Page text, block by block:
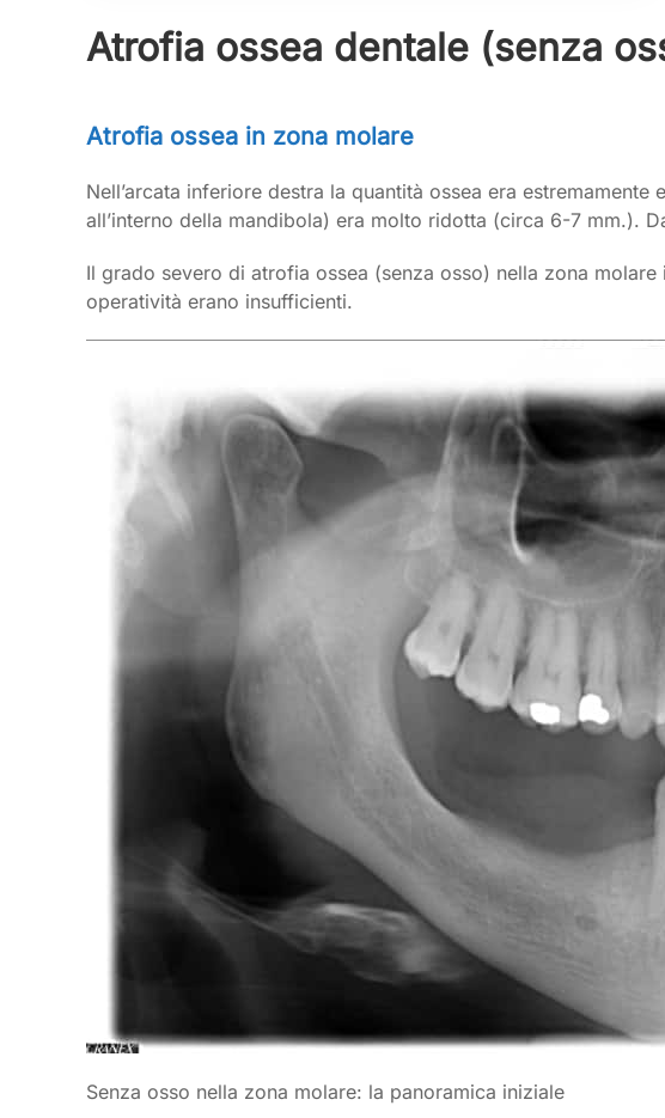
Atrofia ossea dentale (senza
Atrofia ossea in zona molare
Nell’arcata inferiore destra la quantità ossea era
all’interno della mandibola) era molto ridotta (circa 6-7 mm.).
Il grado severo di atrofia ossea (senza osso) nella zona
operatività erano insufficienti.
Senza osso nella zona molare: la panoramica iniziale